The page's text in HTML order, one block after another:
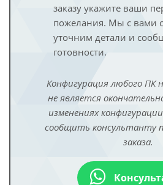
заказу укажите ваши
пожелания. Мы с вами
уточним детали и
готовности.
Конфигурация любого ПК
не является
изменениях
сообщить консультанту
заказа.